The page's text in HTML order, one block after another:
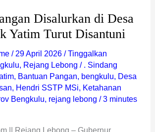
Disalurkan di Desa
Yatim Turut Disantuni
/ 29 April 2026 / Tinggalkan
, Rejang Lebong / . Sindang
, Bantuan Pangan, bengkulu, Desa
, Hendri SSTP MSi, Ketahanan
Bengkulu, rejang lebong / 3 minutes